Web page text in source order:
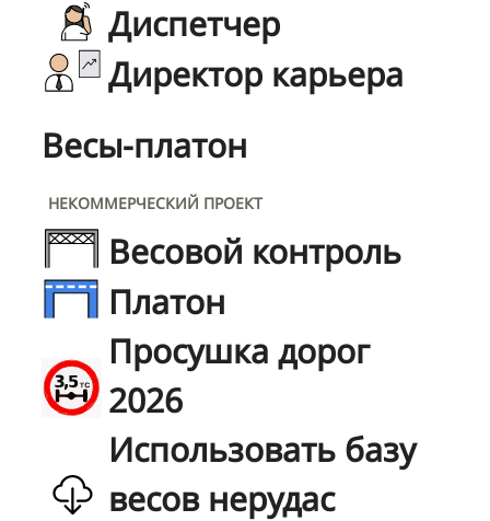
Диспетчер
Директор карьера
Весы-платон
НЕКОММЕРЧЕСКИЙ ПРОЕКТ
Весовой контроль
Платон
Просушка дорог
2026
Использовать базу
весов нерудас